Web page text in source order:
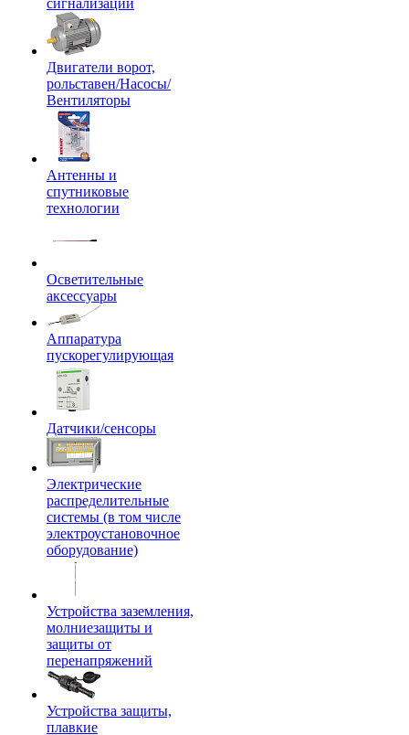
сигнализации
Двигатели ворот,
рольставен/Насосы/
Вентиляторы
Антенны и
спутниковые
технологии
Осветительные
аксессуары
Аппаратура
пускорегулирующая
Датчики/сенсоры
Электрические
распределительные
системы (в том числе
электроустановочное
оборудование)
Устройства заземления,
молниезащиты и
защиты от
перенапряжений
Устройства защиты,
плавкие